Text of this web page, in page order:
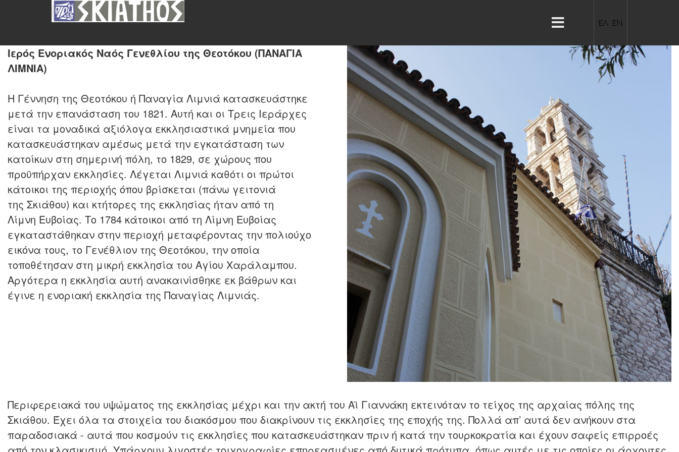
Ιερός Ενοριακός Ναός Γενεθλίου της Θεοτόκου (ΠΑΝΑΓΙΑ
ΛΙΜΝΙΑ)
Η Γέννηση της Θεοτόκου ή Παναγία Λιμνιά κατασκευάστηκε
μετά την επανάσταση του 1821. Αυτή και οι Τρεις Ιεράρχες
είναι τα μοναδικά αξιόλογα εκκλησιαστικά μνημεία που
κατασκευάστηκαν αμέσως μετά την εγκατάσταση των
κατοίκων στη σημερινή πόλη, το 1829, σε χώρους που
προϋπήρχαν εκκλησίες. Λέγεται Λιμνιά καθότι οι πρώτοι
κάτοικοι της περιοχής όπου βρίσκεται (πάνω γειτονιά
της Σκιάθου) και κτήτορες της εκκλησίας ήταν από τη
Λίμνη Ευβοίας. Το 1784 κάτοικοι από τη Λίμνη Ευβοίας
εγκαταστάθηκαν στην περιοχή μεταφέροντας την πολιούχο
εικόνα τους, το Γενέθλιον της Θεοτόκου, την οποία
τοποθέτησαν στη μικρή εκκλησία του Αγίου Χαράλαμπου.
Αργότερα η εκκλησία αυτή ανακαινίσθηκε εκ βάθρων και
έγινε η ενοριακή εκκλησία της Παναγίας Λιμνιάς.
Περιφερειακά του υψώματος της εκκλησίας μέχρι και την ακτή του Αϊ Γιαννάκη εκτεινόταν το τείχος της αρχαίας πόλης της
Σκιάθου. Έχει όλα τα στοιχεία του διακόσμου που διακρίνουν τις εκκλησίες της εποχής της. Πολλά απ’ αυτά δεν ανήκουν στα
παραδοσιακά - αυτά που κοσμούν τις εκκλησίες που κατασκευάστηκαν πριν ή κατά την τουρκοκρατία και έχουν σαφείς επιρροές